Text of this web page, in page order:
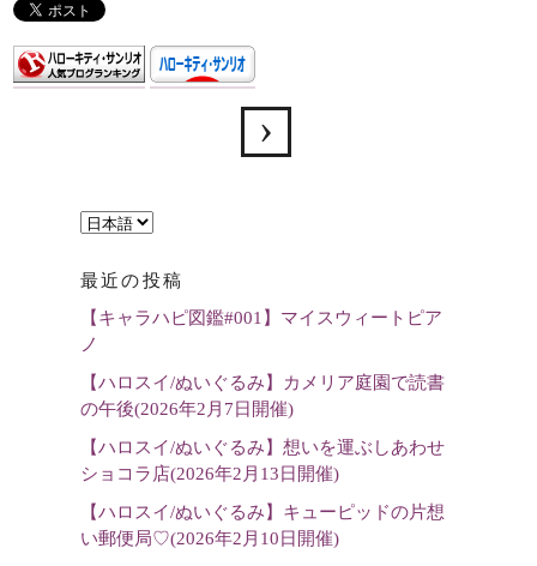
言
を
選
最近の投稿
【キャラハピ図鑑#001】マイスウィートピア
ノ
【ハロスイ/ぬいぐるみ】カメリア庭園で読書
の午後(2026年2月7日開催)
【ハロスイ/ぬいぐるみ】想いを運ぶしあわせ
ショコラ店(2026年2月13日開催)
【ハロスイ/ぬいぐるみ】キューピッドの片想
い郵便局♡(2026年2月10日開催)